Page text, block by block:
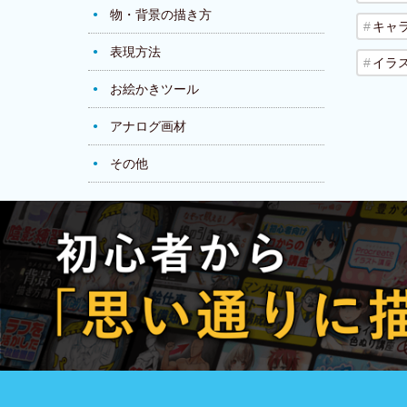
物・背景の描き方
表現方法
お絵かきツール
アナログ画材
その他
キャ
イラ